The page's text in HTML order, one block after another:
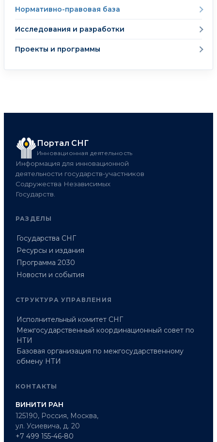
Нормативно-правовая база
Исследования и разработки
Проекты и программы
Портал СНГ
Инновационная деятельность
Информация для инновационной
деятельности государств-участников
Содружества Независимых
Государств.
РАЗДЕЛЫ
Государства СНГ
Ресурсы и издания
Программа 2030
Новости и события
СТРУКТУРА УПРАВЛЕНИЯ
Исполнительный комитет СНГ
Межгосударственный координационный совет по
НТИ
Базовая организация по межгосударственному
обмену НТИ
КОНТАКТЫ
ВИНИТИ РАН
125190, Россия, Москва,
ул. Усиевича, д. 20
+7 499 155-46-80